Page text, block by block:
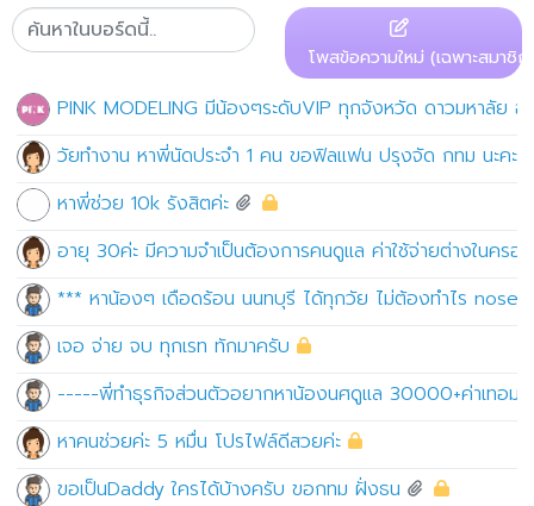
โพสข้อความใหม่ (เฉพาะสมาชิก)
PINK MODELING มีน้องๆระดับVIP ทุกจังหวัด ดาวมหาลัย
วัยทำงาน หาพี่นัดประจำ 1 คน ขอฟิลแฟน ปรุงจัด กทม นะคะ
หาพี่ช่วย 10k รังสิตค่ะ
อายุ 30ค่ะ มีความจำเป็นต้องการคนดูแล ค่าใช้จ่ายต่างในครอ
*** หาน้องๆ เดือดร้อน นนทบุรี ได้ทุกวัย ไม่ต้องทำไร
เจอ จ่าย จบ ทุกเรท ทักมาครับ
-----พี่ทำธุรกิจส่วนตัวอยากหาน้องนศดูแล 30000+ค่าเทอม
หาคนช่วยค่ะ 5 หมื่น โปรไฟล์ดีสวยค่ะ
ขอเป็นDaddy ใครได้บ้างครับ ขอกทม ฝั่งธน